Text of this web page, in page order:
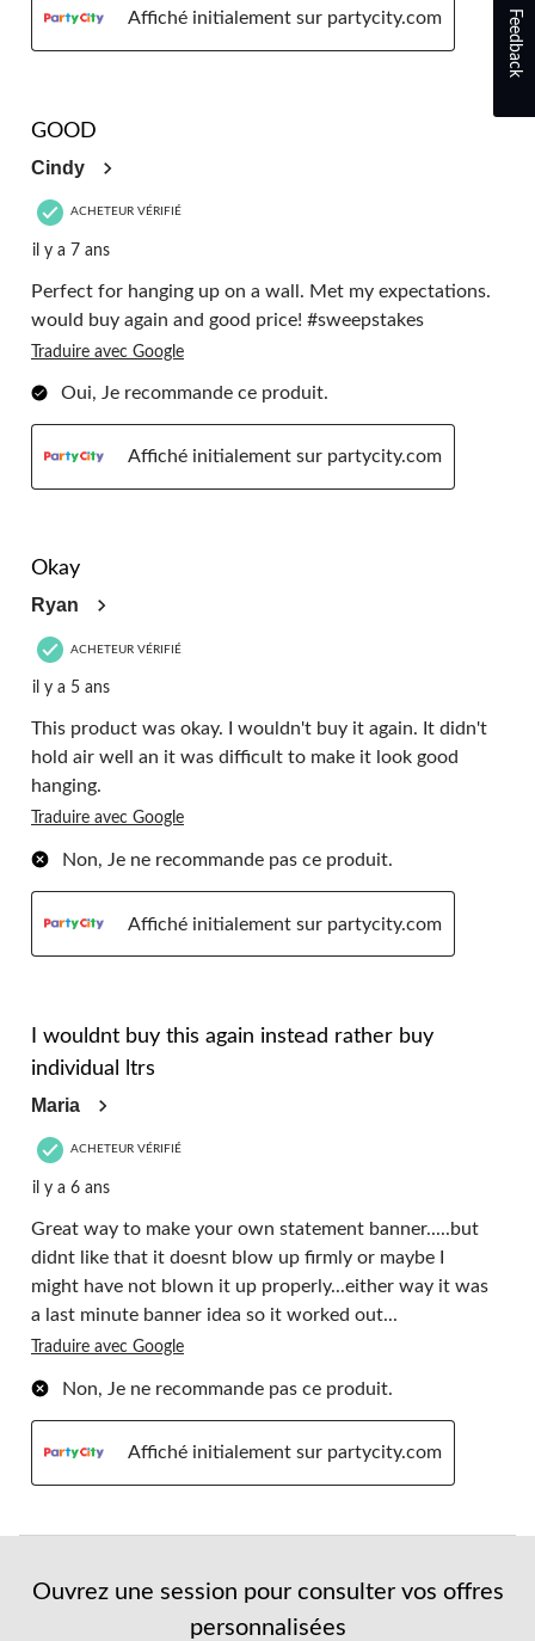
Affiché initialement sur partycity.com
GOOD
Cindy
ACHETEUR VÉRIFIÉ
il y a 7 ans
Perfect for hanging up on a wall. Met my expectations.
would buy again and good price! #sweepstakes
Traduire avec Google
Oui, Je recommande ce produit.
Affiché initialement sur partycity.com
Okay
Ryan
ACHETEUR VÉRIFIÉ
il y a 5 ans
This product was okay. I wouldn't buy it again. It didn't
hold air well an it was difficult to make it look good
hanging.
Traduire avec Google
Non, Je ne recommande pas ce produit.
Affiché initialement sur partycity.com
I wouldnt buy this again instead rather buy
individual ltrs
Maria
ACHETEUR VÉRIFIÉ
il y a 6 ans
Great way to make your own statement banner.....but
didnt like that it doesnt blow up firmly or maybe I
might have not blown it up properly...either way it was
a last minute banner idea so it worked out...
Traduire avec Google
Non, Je ne recommande pas ce produit.
Affiché initialement sur partycity.com
Ouvrez une session pour consulter vos offres
personnalisées
Feedback